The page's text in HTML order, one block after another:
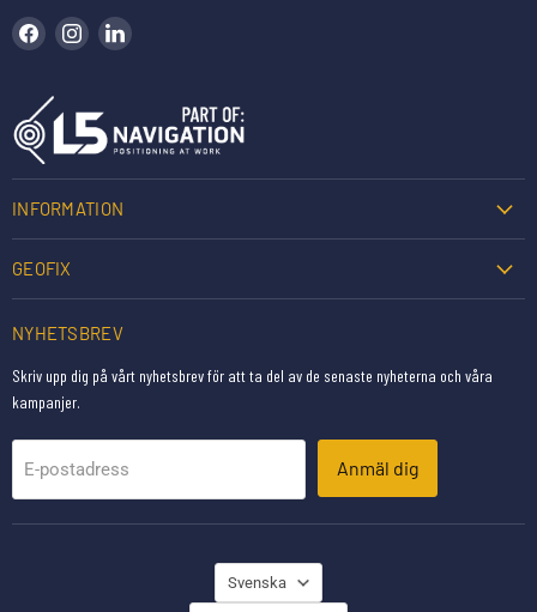
Hitta oss på Facebook
Hitta oss på Instagram
INFORMATION
GEOFIX
NYHETSBREV
Skriv upp dig på vårt nyhetsbrev för att ta del av de senaste nyheterna och våra
kampanjer.
E-postadress Anmäl dig
SPRÅK
Svenska